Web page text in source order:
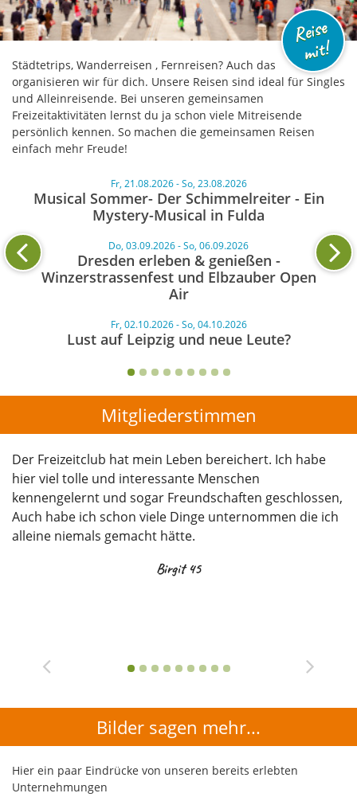
Reise
mit!
Städtetrips, Wanderreisen , Fernreisen? Auch das
organisieren wir für dich. Unsere Reisen sind ideal für Singles
und Alleinreisende. Bei unseren gemeinsamen
Freizeitaktivitäten lernst du ja schon viele Mitreisende
persönlich kennen. So machen die gemeinsamen Reisen
einfach mehr Freude!
Fr, 21.08.2026 - So, 23.08.2026
Musical Sommer- Der Schimmelreiter - Ein
Mystery-Musical in Fulda
Do, 03.09.2026 - So, 06.09.2026
Dresden erleben & genießen -
Winzerstrassenfest und Elbzauber Open
Air
Fr, 02.10.2026 - So, 04.10.2026
Lust auf Leipzig und neue Leute?
Mitgliederstimmen
Ich kann hier im Freizeitclub Dinge unternehmen und
ausprobieren die ich schon immer mal machen wollte.
Ich kann sogar Vorschläge einbringen, die die von den
Organisatoren umgesetzt werden. Einfach toll!
Bilder sagen mehr...
Hier ein paar Eindrücke von unseren bereits erlebten
Unternehmungen